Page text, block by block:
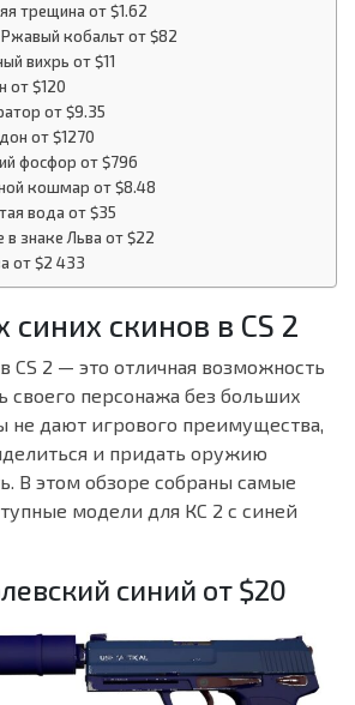
трещина от $1.62
кобальт от $82
вихрь от $11
от $120
от $9.35
от $1270
фосфор от $796
кошмар от $8.48
вода от $35
в знаке Льва от $22
от $2 433
скинов в CS 2
CS 2 — это отличная возможность
своего персонажа без больших
не дают игрового преимущества,
и придать оружию
В этом обзоре собраны самые
модели для КС 2 с синей
синий от $20